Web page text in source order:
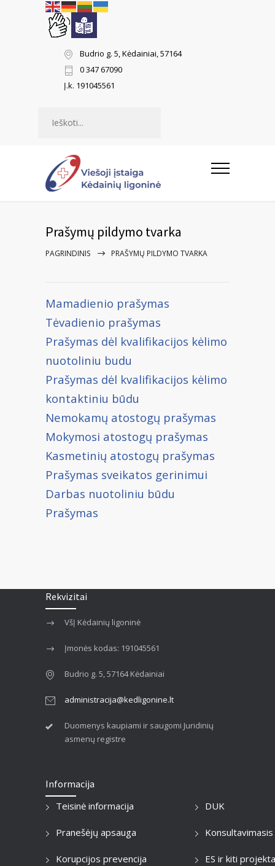
Budrio g. 5, Kėdainiai, 57164
0 347 67090
Į.k. 191045561
Prašymų pildymo tvarka
PAGRINDINIS PRAŠYMŲ PILDYMO TVARKA
Mamadienio prašymas
Tėvadienio prašymas
Prašymas dėl kvalifikacijos kėlimo
nuotoliniu budu
Prašymas dėl kvalifikacijos kėlimo
kontaktiniu būdu
Nemokamų atostogų prašymas
Mokymosi atostogų prašymas
Kasmetinių atostogų prašymas
Prašymas sveikatos gerinimui
Darbas nuotoliniu būdu
Prašymas
Rekvizitai
VšĮ Kėdainių ligoninė
Įmonės kodas: 191045561
Budrio g. 5, 57164 Kėdainiai
administracija@kedligonine.lt
Duomenys kaupiami ir saugomi Juridinių
asmenų registre
Informacija
Teisinė informacija
Pranešėjų apsauga
Korupcijos prevencija
DUK
ES ir kiti